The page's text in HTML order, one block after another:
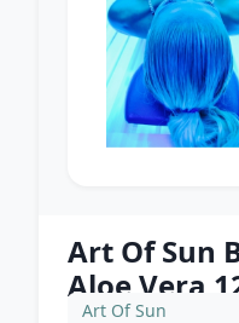
Art Of Sun
Aloe Vera
Art Of Sun